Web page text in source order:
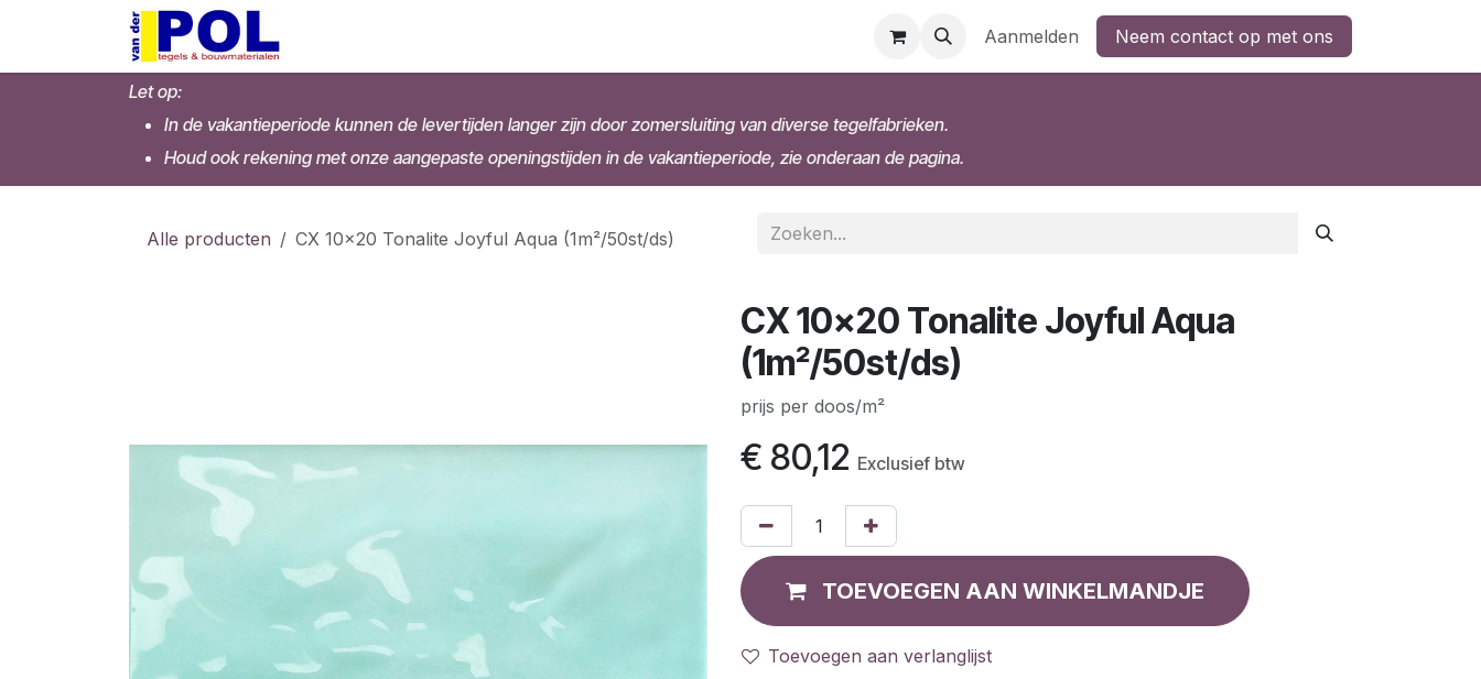
Overslaan naar inhoud
Aanmelden Neem contact op met ons
Let op:
In de vakantieperiode kunnen de levertijden langer zijn door zomersluiting van diverse tegelfabrieken.
Houd ook rekening met onze aangepaste openingstijden in de vakantieperiode, zie onderaan de pagina.
Alle producten CX 10x20 Tonalite Joyful Aqua (1m²/50st/ds)
CX 10x20 Tonalite Joyful Aqua
(1m²/50st/ds)
prijs per doos/m²
€ 80,12 Exclusief btw
TOEVOEGEN AAN WINKELMANDJE
Toevoegen aan verlanglijst